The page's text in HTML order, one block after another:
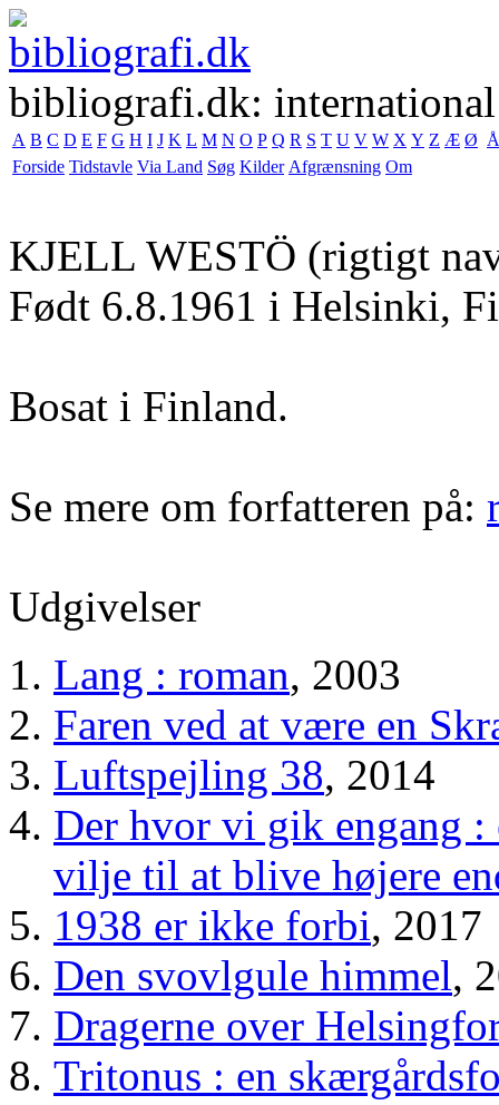
bibliografi.dk:
A B C D E F G H I J K L M N O P Q R S T U V W X Y Z Æ Ø Å
Forside Tidstavle Via Land Søg Kilder Afgrænsning Om
KJELL WESTÖ (rigtigt
Født 6.8.1961 i Helsinki,
Bosat i Finland.
Se mere om forfatteren på:
Udgivelser
Lang : roman, 2003
Faren ved at være en
Luftspejling 38, 2014
Der hvor vi gik engang :
vilje til at blive højere
1938 er ikke forbi, 2017
Den svovlgule himmel,
Dragerne over
Tritonus : en